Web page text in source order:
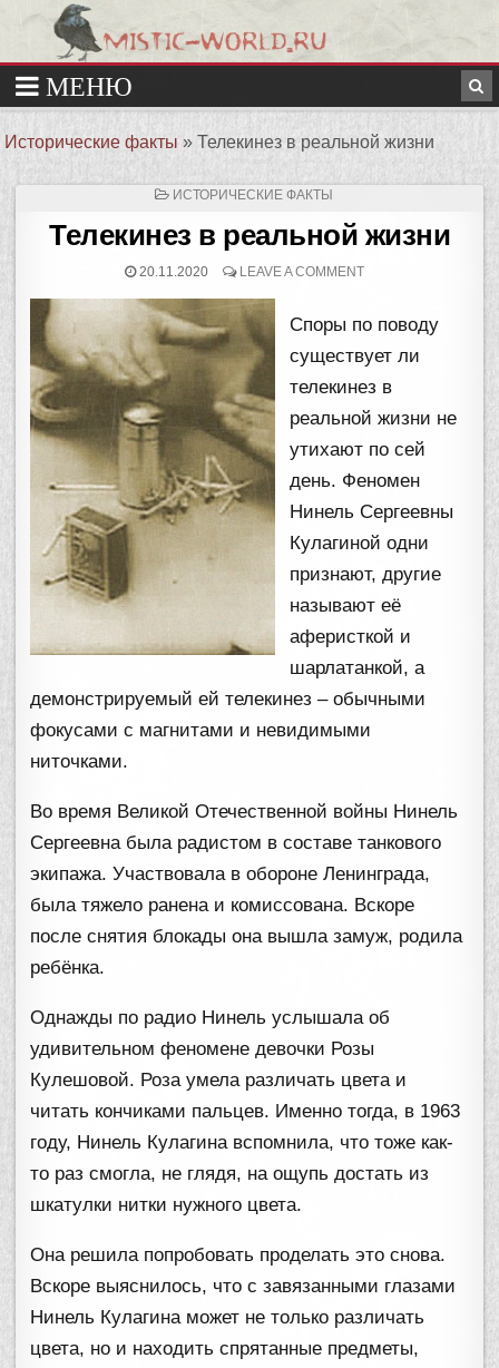
Исторические факты»Телекинез в реальной жизни
ОПУБЛИКОВАНО
ИСТОРИЧЕСКИЕ ФАКТЫ
Телекинез в реальной жизни
20.11.2020 LEAVE A COMMENT
Споры по поводу
существует ли
телекинез в
реальной жизни не
утихают по сей
день. Феномен
Нинель Сергеевны
Кулагиной одни
признают, другие
называют её
аферисткой и
шарлатанкой, а
демонстрируемый ей телекинез – обычными
фокусами с магнитами и невидимыми
ниточками.
Во время Великой Отечественной войны Нинель
Сергеевна была радистом в составе танкового
экипажа. Участвовала в обороне Ленинграда,
была тяжело ранена и комиссована. Вскоре
после снятия блокады она вышла замуж, родила
ребёнка.
Однажды по радио Нинель услышала об
удивительном феномене девочки Розы
Кулешовой. Роза умела различать цвета и
читать кончиками пальцев. Именно тогда, в 1963
году, Нинель Кулагина вспомнила, что тоже как-
то раз смогла, не глядя, на ощупь достать из
шкатулки нитки нужного цвета.
Она решила попробовать проделать это снова.
Вскоре выяснилось, что с завязанными глазами
Нинель Кулагина может не только различать
цвета, но и находить спрятанные предметы,